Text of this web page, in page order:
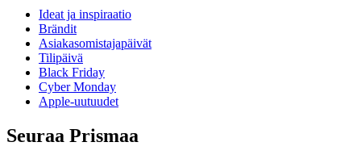
Ideat ja inspiraatio
Brändit
Asiakasomistajapäivät
Tilipäivä
Black Friday
Cyber Monday
Apple-uutuudet
Seuraa Prismaa